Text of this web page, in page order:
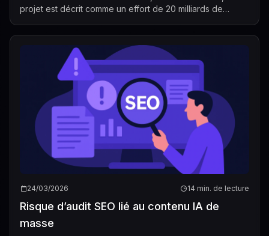
projet est décrit comme un effort de 20 milliards de
24/03/2026 14 min. de lecture
Risque d’audit SEO lié au contenu IA de
masse